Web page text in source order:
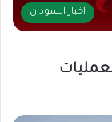
اخبار السودان